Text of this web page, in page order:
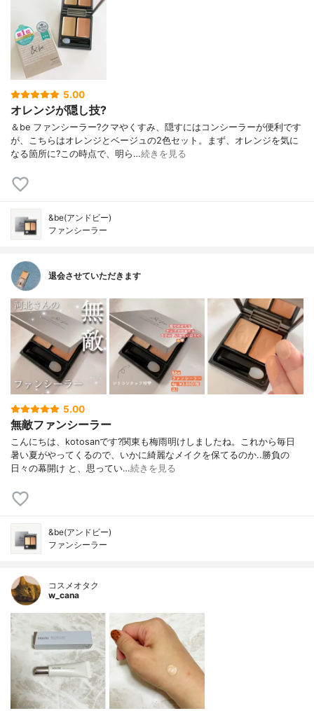
5.00
オレンジが隠し技?
＆be ファンシーラー?クマやくすみ、隠すにはコンシーラーが便利です
が、こちらはオレンジとベージュの2色セット。まず、オレンジを気に
なる箇所に?この時点で、明ら…続きを見る
&be(アンドビー)
ファンシーラー
退会させていただきます
5.00
無敵ファンシーラー
こんにちは、kotosanです?関東も梅雨明けしましたね。これから毎日
暑い夏がやってくるので、いかに綺麗なメイクを保てるのか..勝負の
日々の幕開け と、思ってい…続きを見る
&be(アンドビー)
ファンシーラー
コスメオタク
w_cana